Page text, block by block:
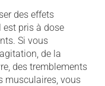
des effets
est pris à dose
Si vous
de la
des tremblements
musculaires, vous